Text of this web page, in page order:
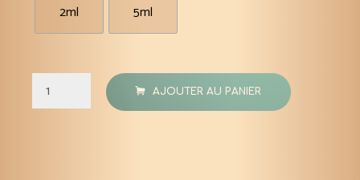
2ml 5ml
quantité
de
AJOUTER AU PANIER